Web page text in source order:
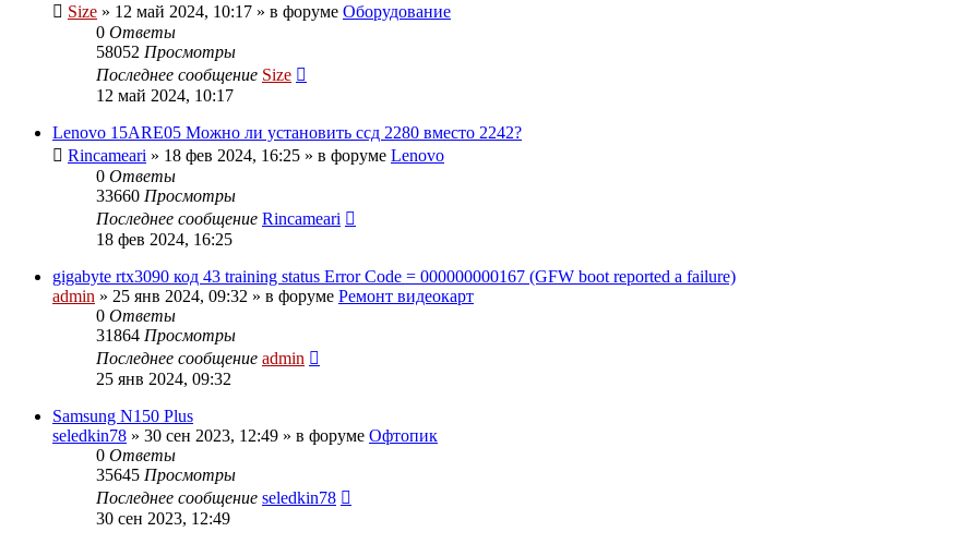
Size » 12 май 2024, 10:17 » в форуме Оборудование
0 Ответы
58052 Просмотры
Последнее сообщение Size
12 май 2024, 10:17
Lenovo 15ARE05 Можно ли установить ссд 2280 вместо 2242?
Rincameari » 18 фев 2024, 16:25 » в форуме Lenovo
0 Ответы
33660 Просмотры
Последнее сообщение Rincameari
18 фев 2024, 16:25
gigabyte rtx3090 код 43 training status Error Code = 000000000167 (GFW boot reported a failure)
admin » 25 янв 2024, 09:32 » в форуме Ремонт видеокарт
0 Ответы
31864 Просмотры
Последнее сообщение admin
25 янв 2024, 09:32
Samsung N150 Plus
seledkin78 » 30 сен 2023, 12:49 » в форуме Офтопик
0 Ответы
35645 Просмотры
Последнее сообщение seledkin78
30 сен 2023, 12:49